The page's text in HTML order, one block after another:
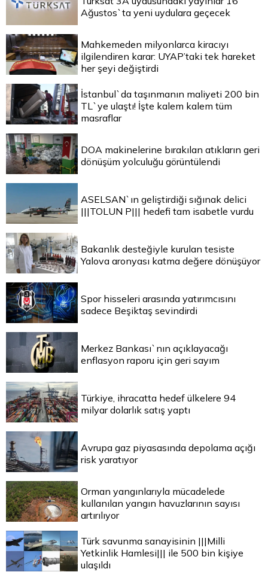
Ağustos`ta yeni uydulara geçecek
Mahkemeden milyonlarca kiracıyı
ilgilendiren karar: UYAP’taki tek hareket
her şeyi değiştirdi
İstanbul`da taşınmanın maliyeti 200 bin
TL`ye ulaştı! İşte kalem kalem tüm
masraflar
DOA makinelerine bırakılan atıkların geri
dönüşüm yolculuğu görüntülendi
ASELSAN`ın geliştirdiği sığınak delici
|||TOLUN P||| hedefi tam isabetle vurdu
Bakanlık desteğiyle kurulan tesiste
Yalova aronyası katma değere dönüşüyor
Spor hisseleri arasında yatırımcısını
sadece Beşiktaş sevindirdi
Merkez Bankası`nın açıklayacağı
enflasyon raporu için geri sayım
Türkiye, ihracatta hedef ülkelere 94
milyar dolarlık satış yaptı
Avrupa gaz piyasasında depolama açığı
risk yaratıyor
Orman yangınlarıyla mücadelede
kullanılan yangın havuzlarının sayısı
artırılıyor
Türk savunma sanayisinin |||Milli
Yetkinlik Hamlesi||| ile 500 bin kişiye
ulaşıldı